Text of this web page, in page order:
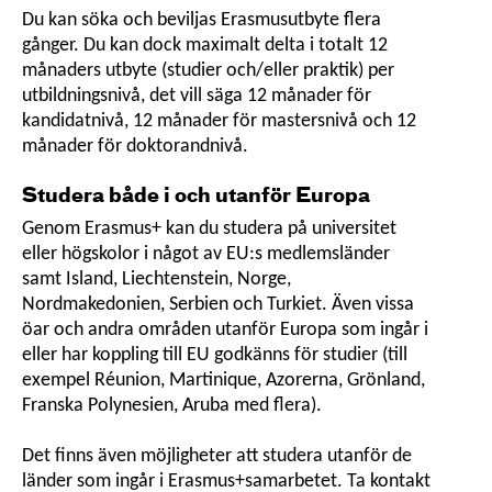
Du kan söka och beviljas Erasmusutbyte flera
gånger. Du kan dock maximalt delta i totalt 12
månaders utbyte (studier och/eller praktik) per
utbildningsnivå, det vill säga 12 månader för
kandidatnivå, 12 månader för mastersnivå och 12
månader för doktorandnivå.
Studera både i och utanför Europa
Genom Erasmus+ kan du studera på universitet
eller högskolor i något av EU:s medlemsländer
samt Island, Liechtenstein, Norge,
Nordmakedonien, Serbien och Turkiet. Även vissa
öar och andra områden utanför Europa som ingår i
eller har koppling till EU godkänns för studier (till
exempel Réunion, Martinique, Azorerna, Grönland,
Franska Polynesien, Aruba med flera).
Det finns även möjligheter att studera utanför de
länder som ingår i Erasmus+samarbetet. Ta kontakt